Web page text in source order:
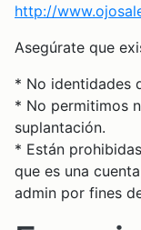
http://
Asegúrate que
* No identidades
* No permitimos
suplantación.
* Están
que es una
admin por fines